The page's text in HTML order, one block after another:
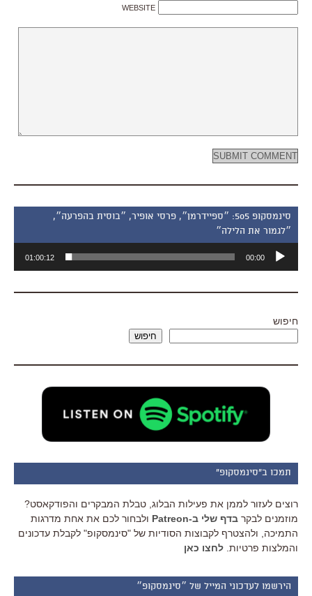
WEBSITE
סינמסקופ 505: ״ספיידרמן״, פרסי אופיר, ״בוסית בהפרעה״,
״לגמור את הלילה״
אודיו
00:00
01:00:12
חיפוש
חיפוש
תמכו ב"סינמסקופ"
רוצים לעזור לממן את פעילות הבלוג, טבלת המבקרים והפודקאסט?
מוזמנים לבקר בדף שלי ב-Patreon
ולבחור לכם את אחת מדרגות
התמיכה, ולהצטרף לקבוצות הסודיות של "סינמסקופ" לקבלת עדכונים
והמלצות פרטיות. לחצו כאן
הירשמו לעדכוני המייל של ״סינמסקופ״